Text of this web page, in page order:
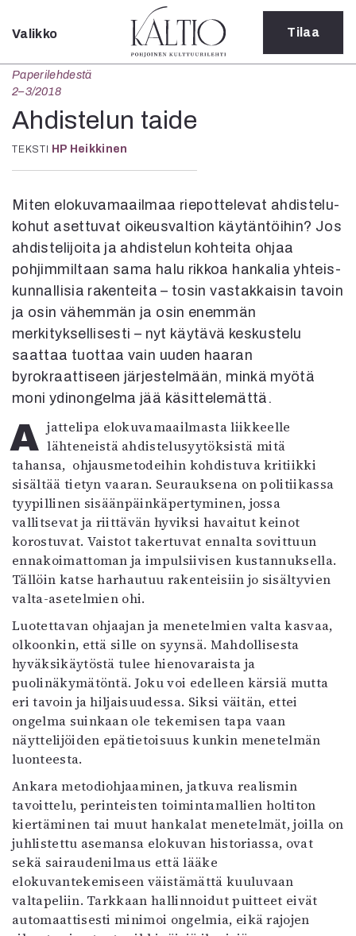
Sulje
Verkkoartikkeli
Teatteri
Tanssi
Sámegillii
Pääkirjoitus
Paperilehdestä
Oulu2026
Näyttelyt
Musiikki
Levyt
Kuvataide
Kirjat
In English
Esitystaide
Arkisto
Lehdet
4/2026
2–3/2026
1/2026
6/2025
5/2025 saame
5/2025
Lehtiarkisto
Info
Tilaus ja irtonumerot
Yhteistyössä
Toimitus
Mediatiedot
Kaltio ry
Valikko Tilaa
Paperilehdestä
2–3/2018
Ahdistelun taide
TEKSTI HP Heikkinen
Miten elokuva­maailmaa riepottelevat ahdistelu­
kohut asettuvat oikeus­valtion käytäntöihin? Jos
ahdistelijoita ja ahdistelun kohteita ohjaa
pohjimmiltaan sama halu rikkoa hankalia yhteis­
kunnallisia rakenteita – tosin vastakkaisin tavoin
ja osin vähemmän ja osin enemmän
merkityksellisesti – nyt käytävä keskustelu
saattaa tuottaa vain uuden haaran
byrokraattiseen järjestelmään, minkä myötä
moni ydinongelma jää käsittelemättä.
Ajattelipa elokuvamaailmasta liikkeelle lähteneistä ahdistelusyytöksistä mitä
tahansa, ohjausmetodeihin kohdistuva kritiikki
sisältää tietyn vaaran. Seurauksena on politiikassa
tyypillinen sisäänpäinkäpertyminen, jossa
vallitsevat ja riittävän hyviksi havaitut keinot
korostuvat. Vaistot takertuvat ennalta sovittuun
ennakoimattoman ja impulsiivisen kustannuksella.
Tällöin katse harhautuu rakenteisiin jo sisältyvien
valta-asetelmien ohi.
Luotettavan ohjaajan ja menetelmien valta kasvaa,
olkoonkin, että sille on syynsä. Mahdollisesta
hyväksikäytöstä tulee hienovaraista ja
puolinäkymätöntä. Joku voi edelleen kärsiä mutta
eri tavoin ja hiljaisuudessa. Siksi väitän, ettei
ongelma suinkaan ole tekemisen tapa vaan
näyttelijöiden epätietoisuus kunkin menetelmän
luonteesta.
Ankara metodiohjaaminen, jatkuva realismin
tavoittelu, perinteisten toimintamallien holtiton
kiertäminen tai muut hankalat menetelmät, joilla on
juhlistettu asemansa elokuvan historiassa, ovat
sekä sairaudenilmaus että lääke
elokuvantekemiseen väistämättä kuuluvaan
valtapeliin. Tarkkaan hallinnoidut puitteet eivät
automaattisesti minimoi ongelmia, eikä rajojen